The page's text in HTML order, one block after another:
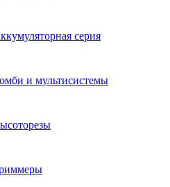
серия
и мультисистемы